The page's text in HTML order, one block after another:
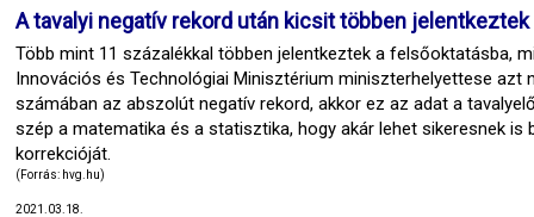
A tavalyi negatív rekord után kicsit többen
Több mint 11 százalékkal többen jelentkeztek a felsőoktatásba,
Innovációs és Technológiai Minisztérium miniszterhelyettese
számában az abszolút negatív rekord, akkor ez az adat a
szép a matematika és a statisztika, hogy akár lehet sikeresnek
korrekcióját.
(Forrás: hvg.hu)
2021.03.18.